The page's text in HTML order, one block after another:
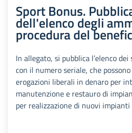
Sport Bonus.
dell'elenco degli
procedura del
In allegato, si pubblica l’elenco
con il numero seriale, che
erogazioni liberali in denaro per
manutenzione e restauro di
per realizzazione di nuovi impianti